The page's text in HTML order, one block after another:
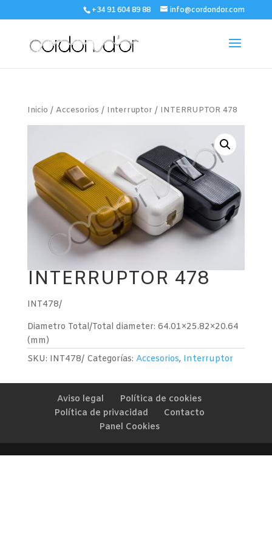
+34 91 604 89 88 info@cordondor.com
Inicio / Accesorios / Interruptor / INTERRUPTOR 478
INTERRUPTOR 478
INT478/
Diametro Total/Total diameter: 64.01×25.82×20.64
(mm)
SKU: INT478/ Categorías: Accesorios, Interruptor
Aviso legal
Política de cookies
Política de privacidad
Contacto
Panel Cookies